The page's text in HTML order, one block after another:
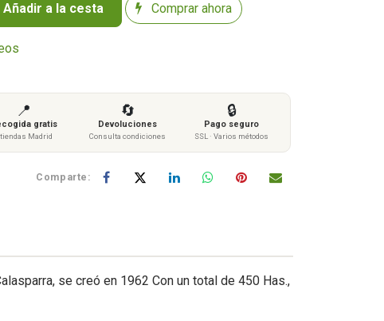
Añadir a la cesta Comprar ahora
📍
gratis
Madrid
🔄
Devoluciones
Consulta condiciones
🔒
Pago seguro
SSL · Varios métodos
Comparte:
se creó en 1962 Con un total de 450 Has.,